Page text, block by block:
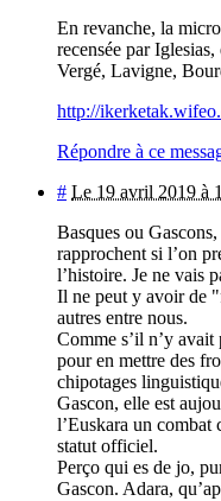
En revanche, la
recensée par
Vergé, Lavigne,
http://
Répondre à ce
# Le 19 avril 2019 à
Basques ou
rapprochent si l’on
l’histoire. Je ne vais
Il ne peut y avoir de
autres entre nous.
Comme s’il n’y avait
pour en mettre des
chipotages
Gascon, elle est
l’Euskara un combat
statut officiel.
Perço qui es de jo,
Gascon. Adara,